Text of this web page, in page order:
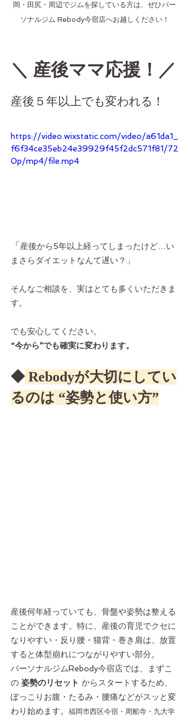
岡・田尻・周辺でジムを探している方は、ぜひパー
ソナルジム Rebody今宿店へお越しください！
＼ 産後ママ応援！／
産後５年以上でも変われる！
https://video.wixstatic.com/video/a61da1_
f6f34ce35eb24e39929f45f2dc571f81/72
0p/mp4/file.mp4
「産後から5年以上経ってしまったけど…い
まさらダイエットなんて遅い？」
そんなご相談を、実はとても多くいただきま
す。
でも安心してください。
“今から”でも確実に変わります。
◆ Rebodyが大切にしてい
るのは “姿勢と使い方”
産後何年経っていても、骨盤や姿勢は整える
ことができます。特に、産後の育児でクセに
なりやすい・反り腰・猫背・巻き肩は、放置
すると体型崩れにつながりやすい部分。
パーソナルジムRebody今宿店では、まずこ
の 姿勢のリセット からスタートするため、
ぽっこりお腹・たるみ・腰痛などがスッと変
わり始めます。 福岡市西区今宿・周船寺・九大学